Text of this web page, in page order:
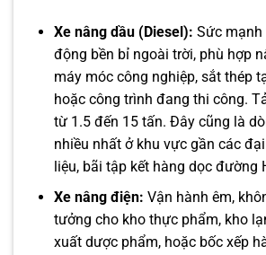
Xe nâng dầu (Diesel): Sức
động bền bỉ ngoài trời, phù hợp
máy móc công nghiệp, sắt thép
hoặc công trình đang thi công.
từ 1.5 đến 15 tấn. Đây cũng là
nhiều nhất ở khu vực gần các
liệu, bãi tập kết hàng dọc đường
Xe nâng điện: Vận hành êm,
tưởng cho kho thực phẩm, kho
xuất dược phẩm, hoặc bốc xếp